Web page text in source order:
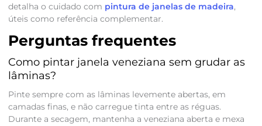
detalha o cuidado com pintura de janelas de madeira,
úteis como referência complementar.
Perguntas frequentes
Como pintar janela veneziana sem grudar as
lâminas?
Pinte sempre com as lâminas levemente abertas, em
camadas finas, e não carregue tinta entre as réguas.
Durante a secagem, mantenha a veneziana aberta e mexa